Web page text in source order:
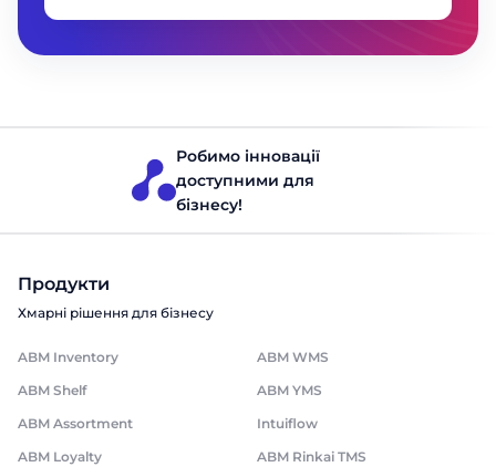
Робимо інновації
доступними для
бізнесу!
Продукти
Хмарні рішення для бізнесу
ABM Inventory
ABM WMS
ABM Shelf
ABM YMS
ABM Assortment
Intuiflow
ABM Loyalty
ABM Rinkai TMS